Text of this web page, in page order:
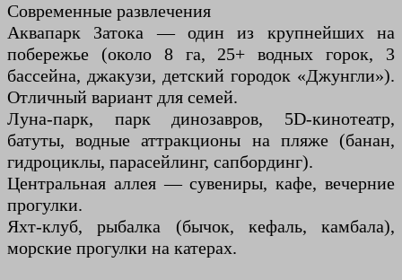
Современные развлечения
Аквапарк Затока — один из крупнейших на
побережье (около 8 га, 25+ водных горок, 3
бассейна, джакузи, детский городок «Джунгли»).
Отличный вариант для семей.
Луна-парк, парк динозавров, 5D-кинотеатр,
батуты, водные аттракционы на пляже (банан,
гидроциклы, парасейлинг, сапбординг).
Центральная аллея — сувениры, кафе, вечерние
прогулки.
Яхт-клуб, рыбалка (бычок, кефаль, камбала),
морские прогулки на катерах.